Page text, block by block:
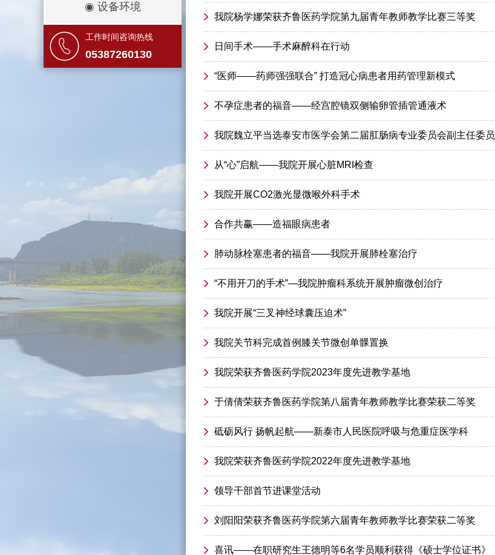
◉ 设备环境
工作时间咨询热线
05387260130
我院杨学娜荣获齐鲁医药学院第九届青年教师教学比赛三等奖
日间手术——手术麻醉科在行动
“医师——药师强强联合” 打造冠心病患者用药管理新模式
不孕症患者的福音——经宫腔镜双侧输卵管插管通液术
我院魏立平当选泰安市医学会第二届肛肠病专业委员会副主任委员
从“心”启航——我院开展心脏MRI检查
我院开展CO2激光显微喉外科手术
合作共赢——造福眼病患者
肺动脉栓塞患者的福音——我院开展肺栓塞治疗
“不用开刀的手术”—我院肿瘤科系统开展肿瘤微创治疗
我院开展“三叉神经球囊压迫术”
我院关节科完成首例膝关节微创单髁置换
我院荣获齐鲁医药学院2023年度先进教学基地
于倩倩荣获齐鲁医药学院第八届青年教师教学比赛荣获二等奖
砥砺风行 扬帆起航——新泰市人民医院呼吸与危重症医学科
我院荣获齐鲁医药学院2022年度先进教学基地
领导干部首节进课堂活动
刘阳阳荣获齐鲁医药学院第六届青年教师教学比赛荣获二等奖
喜讯——在职研究生王德明等6名学员顺利获得《硕士学位证书》